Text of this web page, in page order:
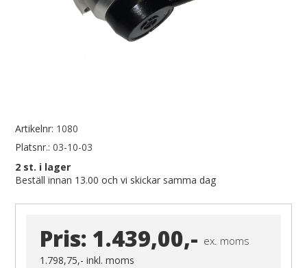
Artikelnr: 1080
Platsnr.: 03-10-03
2 st. i lager
Beställ innan 13.00 och vi skickar samma dag
Pris: 1.439,00,- ex. moms
1.798,75,-inkl. moms